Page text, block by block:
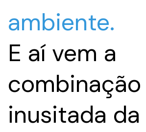
ambiente.
E aí vem a
combinação
inusitada da